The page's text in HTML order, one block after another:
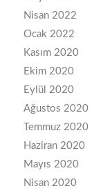
Nisan 2022
Ocak 2022
Kasım 2020
Ekim 2020
Eylül 2020
Ağustos 2020
Temmuz 2020
Haziran 2020
Mayıs 2020
Nisan 2020